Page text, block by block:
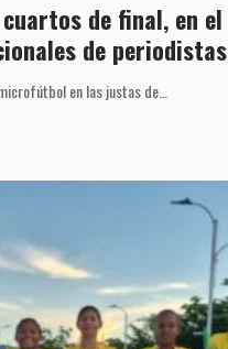
de final, en el
de
en las justas de…